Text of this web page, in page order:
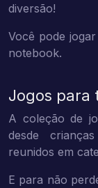
diversão!
Você pode
notebook.
Jogos para
A coleção de
desde
reunidos em
E para não